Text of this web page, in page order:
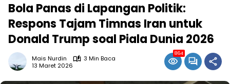
Bola Panas di Lapangan Politik:
Respons Tajam Timnas Iran untuk
Donald Trump soal Piala Dunia 2026
Mais Nurdin
3 Min Baca
13 Maret 2026
864